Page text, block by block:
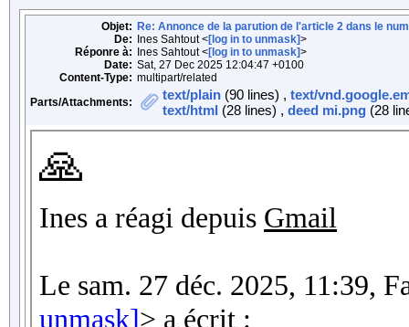
Objet: Re: Annonce de la parution de l'article 2 dans le
De:
Ines Sahtout <[log in to unmask]>
Réponre à:
Ines Sahtout <[log in to unmask]>
Date: Sat, 27 Dec 2025 12:04:47 +0100
Content-Type: multipart/related
Parts/Attachments:
text/plain (90 lines) , text/
text/html (28 lines) , deed mi.png (28